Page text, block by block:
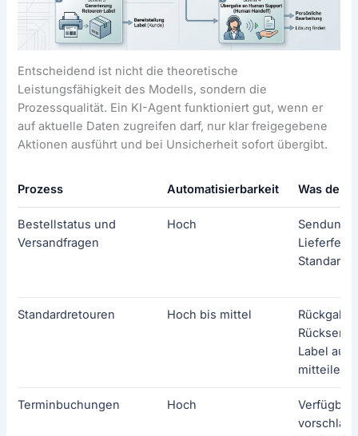
Entscheidend ist nicht die theoretische
Leistungsfähigkeit des Modells, sondern die
Prozessqualität. Ein KI-Agent funktioniert gut, wenn er
auf aktuelle Daten zugreifen darf, nur klar freigegebene
Aktionen ausführt und bei Unsicherheit sofort übergibt.
Prozess Automatisierbarkeit Was der
Bestellstatus und
Versandfragen
Hoch
Standardretouren Hoch bis mittel
Label
mitteilen
Terminbuchungen Hoch